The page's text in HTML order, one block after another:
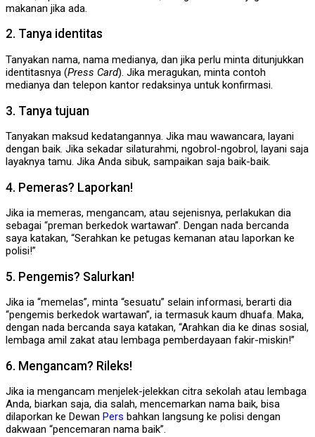
makanan jika ada.
2. Tanya identitas
Tanyakan nama, nama medianya, dan jika perlu minta ditunjukkan
identitasnya (Press Card). Jika meragukan, minta contoh
medianya dan telepon kantor redaksinya untuk konfirmasi.
3. Tanya tujuan
Tanyakan maksud kedatangannya. Jika mau wawancara, layani
dengan baik. Jika sekadar silaturahmi, ngobrol-ngobrol, layani saja
layaknya tamu. Jika Anda sibuk, sampaikan saja baik-baik.
4. Pemeras? Laporkan!
Jika ia memeras, mengancam, atau sejenisnya, perlakukan dia
sebagai “preman berkedok wartawan”. Dengan nada bercanda
saya katakan, “Serahkan ke petugas kemanan atau laporkan ke
polisi!”
5. Pengemis? Salurkan!
Jika ia “memelas”, minta “sesuatu” selain informasi, berarti dia
“pengemis berkedok wartawan”, ia termasuk kaum dhuafa. Maka,
dengan nada bercanda saya katakan, “Arahkan dia ke dinas sosial,
lembaga amil zakat atau lembaga pemberdayaan fakir-miskin!”
6. Mengancam? Rileks!
Jika ia mengancam menjelek-jelekkan citra sekolah atau lembaga
Anda, biarkan saja, dia salah, mencemarkan nama baik, bisa
dilaporkan ke Dewan Pers bahkan langsung ke polisi dengan
dakwaan “pencemaran nama baik”.